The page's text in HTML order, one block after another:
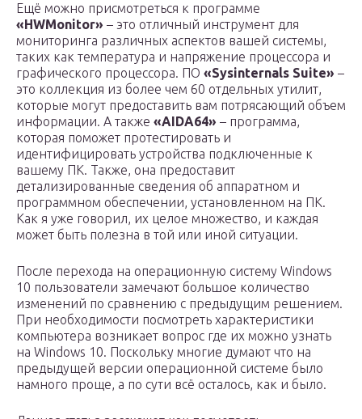
Ещё можно присмотреться к программе
«HWMonitor» – это отличный инструмент для
мониторинга различных аспектов вашей системы,
таких как температура и напряжение процессора и
графического процессора. ПО «Sysinternals Suite» –
это коллекция из более чем 60 отдельных утилит,
которые могут предоставить вам потрясающий объем
информации. А также «AIDA64» – программа,
которая поможет протестировать и
идентифицировать устройства подключенные к
вашему ПК. Также, она предоставит
детализированные сведения об аппаратном и
программном обеспечении, установленном на ПК.
Как я уже говорил, их целое множество, и каждая
может быть полезна в той или иной ситуации.
После перехода на операционную систему Windows
10 пользователи замечают большое количество
изменений по сравнению с предыдущим решением.
При необходимости посмотреть характеристики
компьютера возникает вопрос где их можно узнать
на Windows 10. Поскольку многие думают что на
предыдущей версии операционной системе было
намного проще, а по сути всё осталось, как и было.